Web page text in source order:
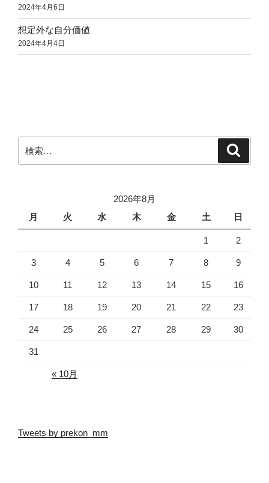
2024年4月6日
想定外な自分価値
2024年4月4日
索:
2026年8月
月
火 水 木 金 土 日
1 2
3 4 5 6 7 8 9
10 11 12 13 14 15 16
17 18 19 20 21 22 23
24 25 26 27 28 29 30
31
« 10月
Tweets by prekon_mm